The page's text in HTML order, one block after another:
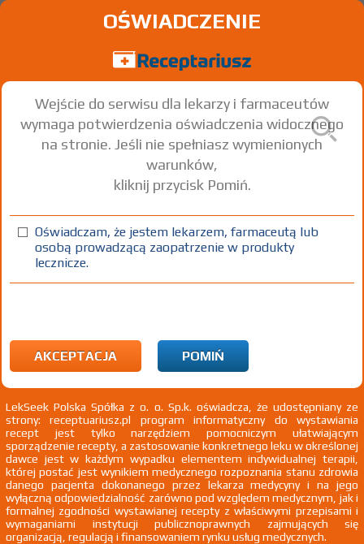
5; -10
Amlodipine
tabl. 5 mg 30 szt. Doustnie
100%
30%(1) 75+(2) DZ(3)
wskazania przy opisie leku) Wskazania pozarejestracyjne: Objaw
Raynauda związany z twardziną układową - leczenie pierwszoliniowe
Pokaż wskazania chpl.
3)Pacjenci do ukończenia 18 roku życia
Wszystkie dawki leku ATC
OŚWIADCZENIE
Wejście do serwisu dla lekarzy i farmaceutów
wymaga potwierdzenia oświadczenia widocznego
na stronie. Jeśli nie spełniasz wymienionych
warunków,
kliknij przycisk Pomiń.
Oświadczam, że jestem lekarzem, farmaceutą lub
osobą prowadzącą zaopatrzenie w produkty
lecznicze.
AKCEPTACJA POMIŃ
LekSeek Polska Spółka z o. o. Sp.k. oświadcza, że udostępniany ze
strony: receptuariusz.pl program informatyczny do wystawiania
recept jest tylko narzędziem pomocniczym ułatwiającym
sporządzenie recepty, a zastosowanie konkretnego leku w określonej
dawce jest w każdym wypadku elementem indywidualnej terapii,
której postać jest wynikiem medycznego rozpoznania stanu zdrowia
danego pacjenta dokonanego przez lekarza medycyny i na jego
wyłączną odpowiedzialność zarówno pod względem medycznym, jak i
formalnej zgodności wystawianej recepty z właściwymi przepisami i
wymaganiami instytucji publicznoprawnych zajmujących się
organizacją, regulacją i finansowaniem rynku usług medycznych.